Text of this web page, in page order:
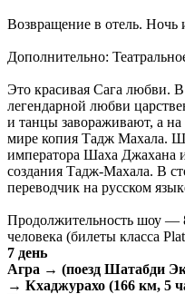
Возвращение в отель.
Дополнительно:
Это красивая Сага любви. В
легендарной любви
и танцы завораживают, а на
мире копия Тадж Махала.
императора Шаха Джахана
создания Тадж-Махала. В
переводчик на русском
Продолжительность шоу —
человека (билеты класса
7 день
Агра → (поезд Шатабди
→ Кхаджурахо (166 км, 5